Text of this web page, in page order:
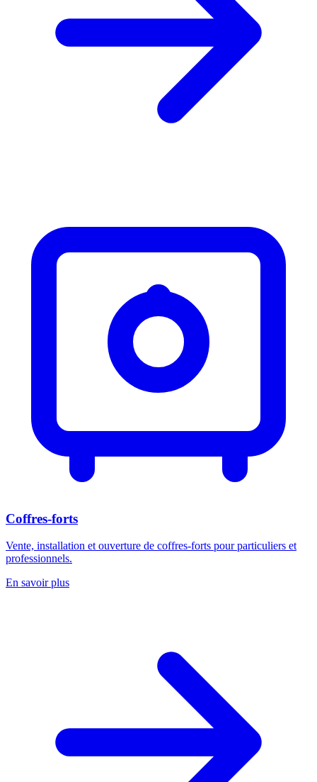
Coffres-forts
Vente, installation et ouverture de coffres-forts pour particuliers et
professionnels.
En savoir plus